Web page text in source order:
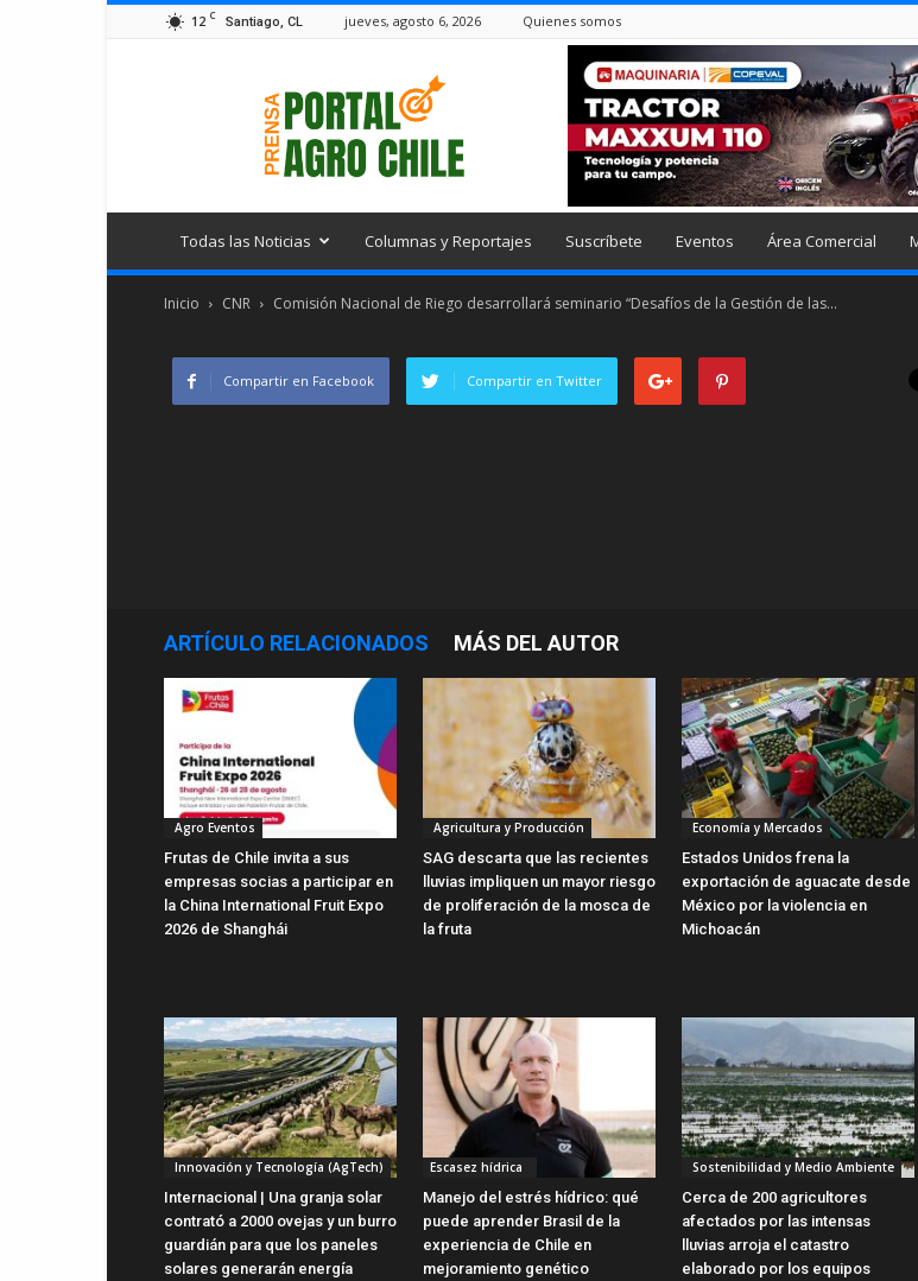
12 C Santiago, CL jueves, agosto 6, 2026 Quienes somos
Todas las Noticias Columnas y Reportajes Suscríbete Eventos Área Comercial
Inicio CNR Comisión Nacional de Riego desarrollará seminario “Desafíos de la Gestión de las...
Compartir en Facebook Compartir en Twitter
ARTÍCULO RELACIONADOS MÁS DEL AUTOR
Agro Eventos
Frutas de Chile invita a sus
empresas socias a participar en
la China International Fruit Expo
2026 de Shanghái
Agricultura y Producción
SAG descarta que las recientes
lluvias impliquen un mayor riesgo
de proliferación de la mosca de
la fruta
Economía y Mercados
Estados Unidos frena la
exportación de aguacate desde
México por la violencia en
Michoacán
Innovación y Tecnología (AgTech)
Internacional | Una granja solar
contrató a 2000 ovejas y un burro
guardián para que los paneles
solares generarán energía
Escasez hídrica
Manejo del estrés hídrico: qué
puede aprender Brasil de la
experiencia de Chile en
mejoramiento genético
Sostenibilidad y Medio Ambiente
Cerca de 200 agricultores
afectados por las intensas
lluvias arroja el catastro
elaborado por los equipos